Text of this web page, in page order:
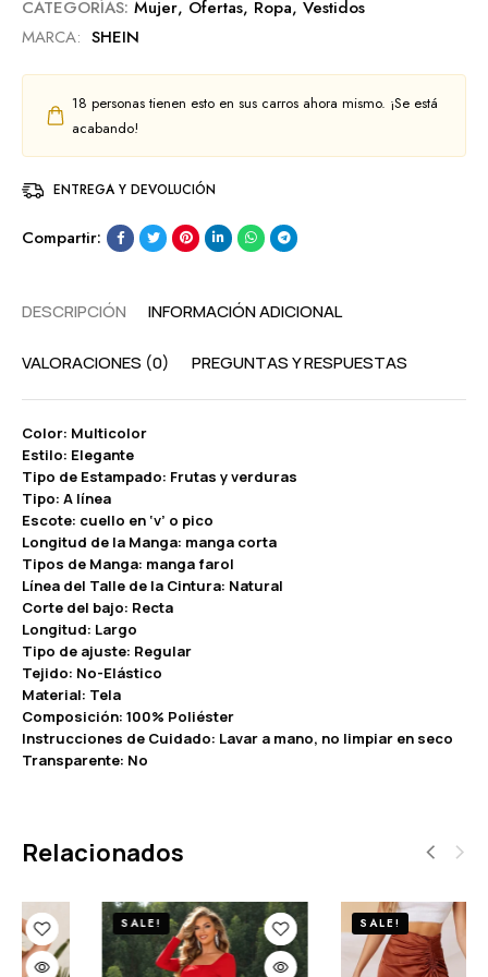
CATEGORÍAS: Mujer, Ofertas, Ropa, Vestidos
MARCA: SHEIN
18 personas tienen esto en sus carros ahora mismo. ¡Se está
acabando!
ENTREGA Y DEVOLUCIÓN
Compartir:
DESCRIPCIÓN INFORMACIÓN ADICIONAL
VALORACIONES (0) PREGUNTAS Y RESPUESTAS
Color: Multicolor
Estilo: Elegante
Tipo de Estampado: Frutas y verduras
Tipo: A línea
Escote: cuello en ‘v’ o pico
Longitud de la Manga: manga corta
Tipos de Manga: manga farol
Línea del Talle de la Cintura: Natural
Corte del bajo: Recta
Longitud: Largo
Tipo de ajuste: Regular
Tejido: No-Elástico
Material: Tela
Composición: 100% Poliéster
Instrucciones de Cuidado: Lavar a mano, no limpiar en seco
Transparente: No
Relacionados
SALE! SALE!